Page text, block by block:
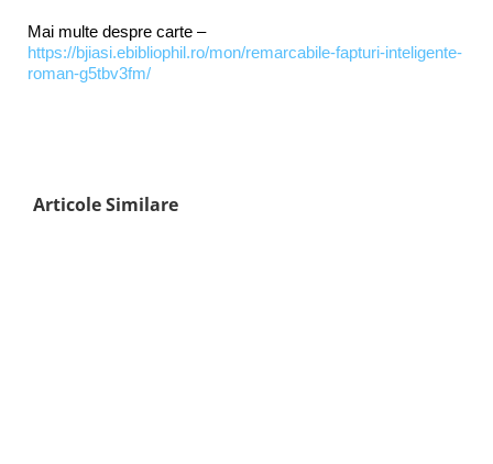
Mai multe despre carte –
https://bjiasi.ebibliophil.ro/mon/remarcabile-fapturi-inteligente-
roman-g5tbv3fm/
Articole Similare